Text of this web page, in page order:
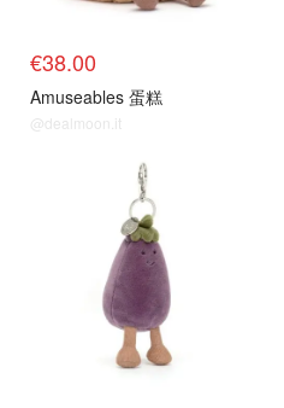
€38.00
Amuseables 蛋糕
@dealmoon.it